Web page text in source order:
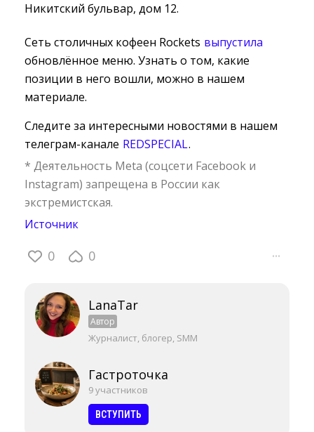
Никитский бульвар, дом 12.
Сеть столичных кофеен Rockets выпустила
обновлённое меню. Узнать о том, какие
позиции в него вошли, можно в нашем
материале.
Следите за интересными новостями в нашем
телеграм-канале REDSPECIAL.
* Деятельность Meta (соцсети Facebook и
Instagram) запрещена в России как
экстремистская.
Источник
0 0 ···
LanaTar
Автор
Журналист, блогер, SMM
Гастроточка
9 участников
ВСТУПИТЬ